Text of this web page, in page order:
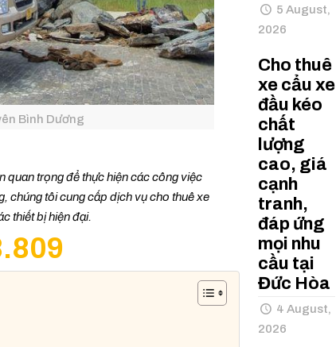
Bình Dương
quan trọng để thực hiện các công việc
chúng tôi cung cấp dịch vụ cho thuê xe
thiết bị hiện đại.
5 August,
2026
Cho thuê
xe cẩu xe
đầu kéo
chất
lượng
cao, giá
cạnh
tranh,
đáp ứng
mọi nhu
cầu tại
Đức Hòa
4 August,
2026